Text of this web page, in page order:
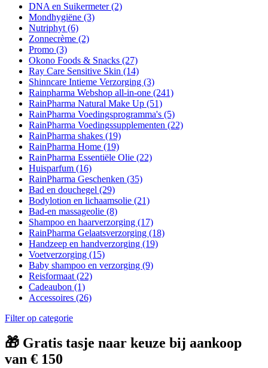
DNA en Suikermeter(2)
Mondhygiëne (3)
Nutriphyt (6)
Zonnecrème (2)
Promo (3)
Okono Foods & Snacks (27)
Ray Care Sensitive Skin (14)
Shinncare Intieme Verzorging (3)
Rainpharma Webshop all-in-one (241)
RainPharma Natural Make Up (51)
RainPharma Voedingsprogramma's (5)
RainPharma Voedingssupplementen (22)
RainPharma shakes (19)
RainPharma Home (19)
RainPharma Essentiële Olie (22)
Huisparfum (16)
RainPharma Geschenken (35)
Bad en douchegel (29)
Bodylotion en lichaamsolie (21)
Bad-en massageolie (8)
Shampoo en haarverzorging (17)
RainPharma Gelaatsverzorging (18)
Handzeep en handverzorging (19)
Voetverzorging (15)
Baby shampoo en verzorging (9)
Reisformaat (22)
Cadeaubon (1)
Accessoires (26)
Filter op categorie
🎁 Gratis tasje naar keuze bij aankoop
van € 150